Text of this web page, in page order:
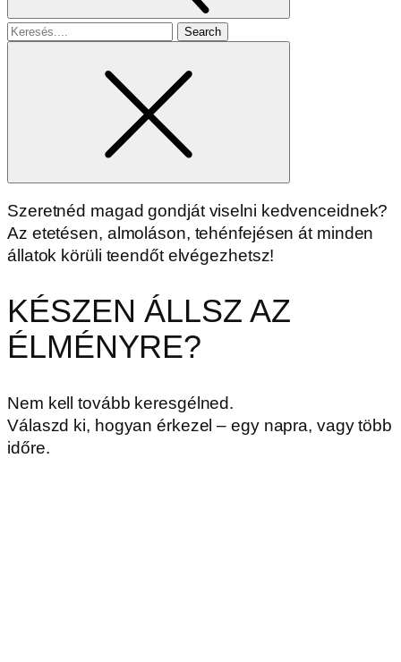
Search
Szeretnéd magad gondját viselni kedvenceidnek?
Az etetésen, almoláson, tehénfejésen át minden
állatok körüli teendőt elvégezhetsz!
KÉSZEN ÁLLSZ AZ
ÉLMÉNYRE?
Nem kell tovább keresgélned.
Válaszd ki, hogyan érkezel – egy napra, vagy több
időre.